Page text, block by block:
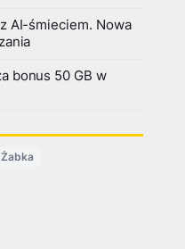
AI-śmieciem. Nowa
bonus 50 GB w
Żabka